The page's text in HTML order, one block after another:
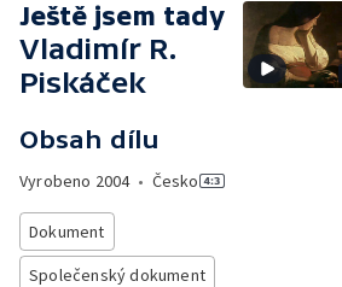
Ještě jsem tady
Vladimír R.
Piskáček
Obsah dílu
Vyrobeno 2004• Česko
Dokument
Společenský dokument